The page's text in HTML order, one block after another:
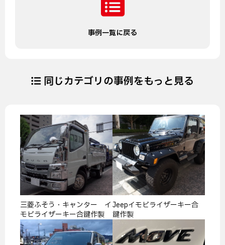
事例一覧に戻る
同じカテゴリの事例をもっと見る
三菱ふそう・キャンター イ
モビライザーキー合鍵作製
Jeepイモビライザーキー合
鍵作製